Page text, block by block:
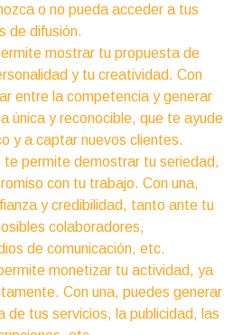
o no pueda acceder a tus
de difusión.
mostrar tu propuesta de
y tu creatividad. Con
entre la competencia y generar
única y reconocible, que te ayude
y a captar nuevos clientes.
te permite demostrar tu seriedad,
con tu trabajo. Con una,
y credibilidad, tanto ante tu
colaboradores,
de comunicación, etc.
monetizar tu actividad, ya
Con una, puedes generar
de tus servicios, la publicidad, las